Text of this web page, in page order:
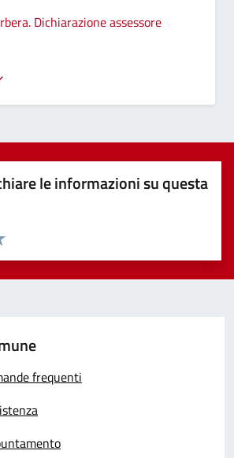
Dichiarazione assessore
le informazioni su questa
5 stelle su 5
4 stelle su 5
su 5
su 5
frequenti